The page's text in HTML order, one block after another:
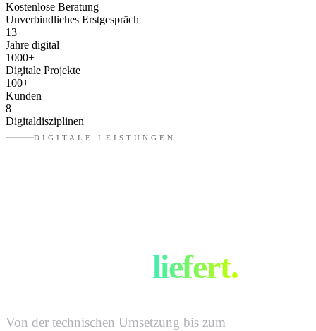
Kostenlose Beratung
Unverbindliches Erstgespräch
13+
Jahre digital
1000+
Digitale Projekte
100+
Kunden
8
Digitaldisziplinen
DIGITALE LEISTUNGEN
liefert.
Von der technischen Umsetzung bis zum